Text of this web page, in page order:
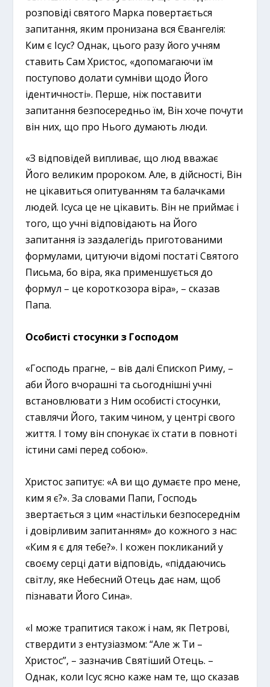
розповіді святого Марка повертається
запитання, яким пронизана вся Євангелія:
Ким є Ісус? Однак, цього разу його учням
ставить Сам Христос, «допомагаючи їм
поступово долати сумніви щодо Його
ідентичності». Перше, ніж поставити
запитання безпосередньо їм, Він хоче почути
він них, що про Нього думають люди.
«З відповідей випливає, що люд вважає
Його великим пророком. Але, в дійсності, Він
не цікавиться опитуванням та балачками
людей. Ісуса це не цікавить. Він не приймає і
того, що учні відповідають на Його
запитання із заздалегідь приготованими
формулами, цитуючи відомі постаті Святого
Письма, бо віра, яка применшується до
формул – це короткозора віра», – сказав
Папа.
Особисті стосунки з Господом
«Господь прагне, – вів далі Єпископ Риму, –
аби Його вчорашні та сьогоднішні учні
встановлювати з Ним особисті стосунки,
ставлячи Його, таким чином, у центрі свого
життя. І тому він спонукає їх стати в повноті
істини самі перед собою».
Христос запитує: «А ви що думаєте про мене,
ким я є?». За словами Папи, Господь
звертається з цим «настільки безпосереднім
і довірливим запитанням» до кожного з нас:
«Ким я є для тебе?». І кожен покликаний у
своєму серці дати відповідь, «піддаючись
світлу, яке Небесний Отець дає нам, щоб
пізнавати Його Сина».
«І може трапитися також і нам, як Петрові,
ствердити з ентузіазмом: “Але ж Ти –
Христос”, – зазначив Святіший Отець. –
Однак, коли Ісус ясно каже нам те, що сказав